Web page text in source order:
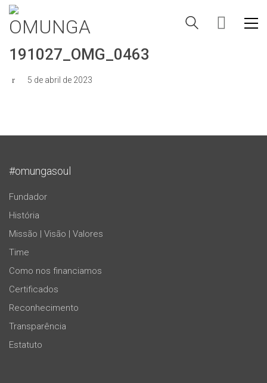
191027_OMG_0463
5 de abril de 2023
#omungasoul
Fundador
História
Missão | Visão | Valores
Time
Como nos financiamos
Certificados
Reconhecimento
Transparência
Estatuto